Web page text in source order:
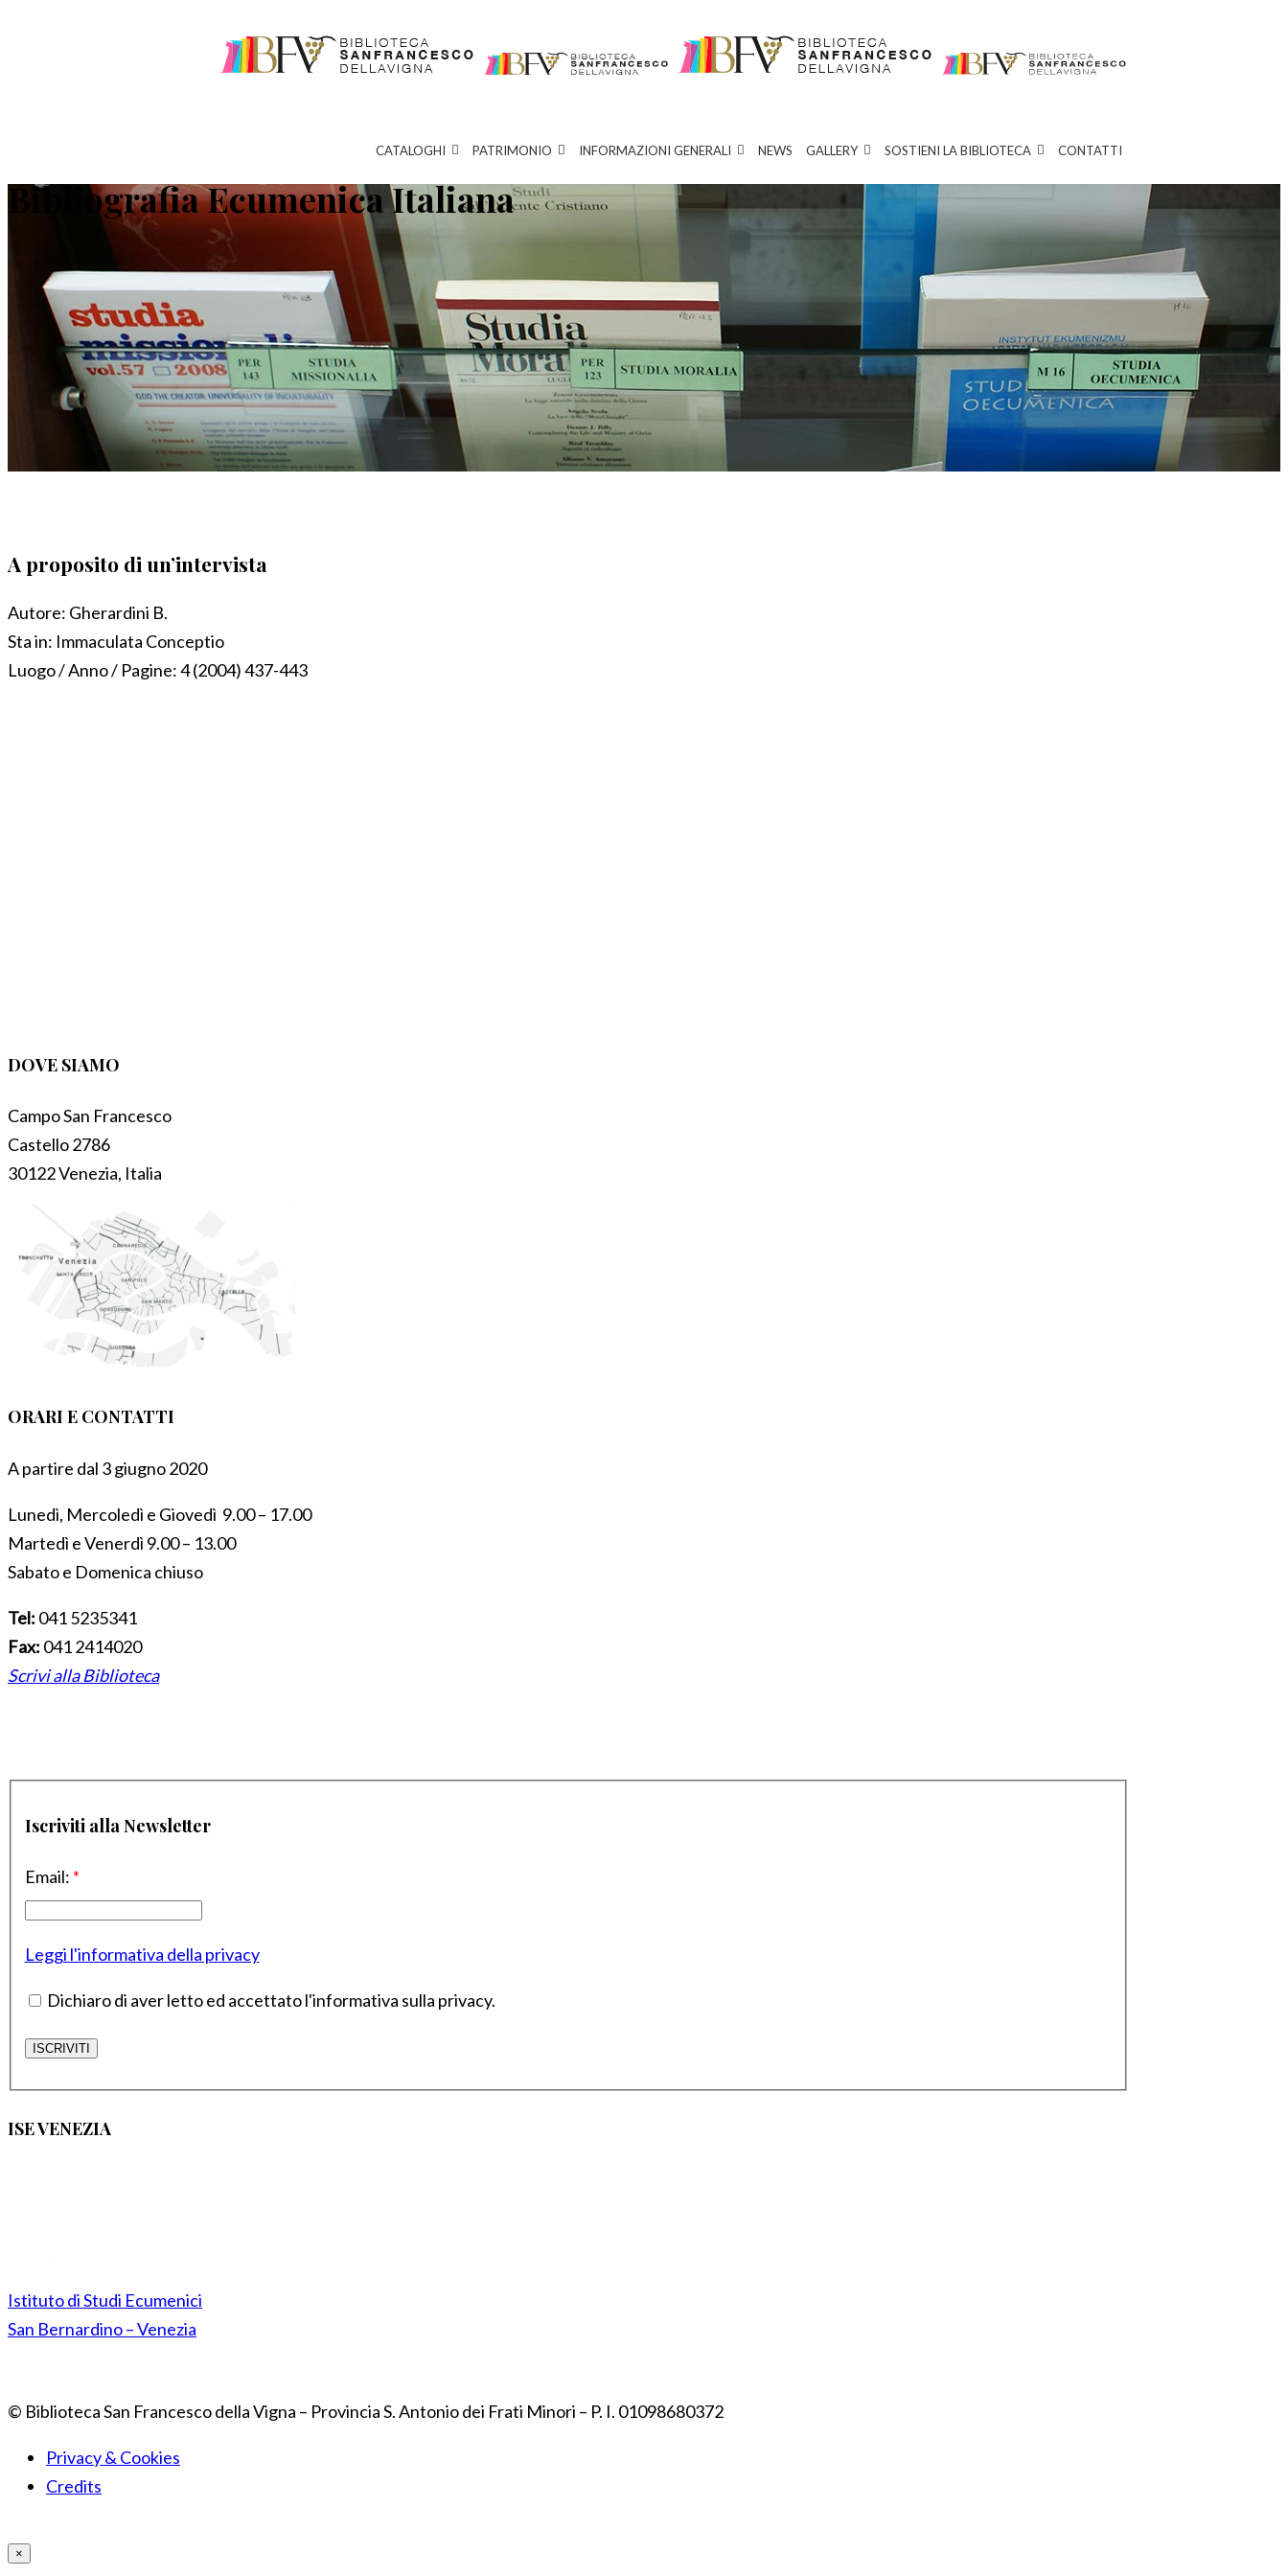
CATALOGHI PATRIMONIO INFORMAZIONI GENERALI NEWS GALLERY SOSTIENI LA BIBLIOTECA CONTATTI
Bibliografia Ecumenica Italiana
A proposito di un’intervista
Autore: Gherardini B.
Sta in: Immaculata Conceptio
Luogo / Anno / Pagine:4 (2004) 437-443
DOVE SIAMO
Campo San Francesco
Castello 2786
30122 Venezia, Italia
ORARI E CONTATTI
A partire dal 3 giugno 2020
Lunedì, Mercoledì e Giovedì 9.00 – 17.00
Martedì e Venerdì 9.00 – 13.00
Sabato e Domenica chiuso
Tel: 041 5235341
Fax: 041 2414020
Scrivi alla Biblioteca
Iscriviti alla Newsletter
Email: *
Leggi l'informativa della privacy
Dichiaro di aver letto ed accettato l'informativa sulla privacy.
ISE VENEZIA
Istituto di Studi Ecumenici
San Bernardino – Venezia
© Biblioteca San Francesco della Vigna – Provincia S. Antonio dei Frati Minori – P. I. 01098680372
Privacy & Cookies
Credits
×